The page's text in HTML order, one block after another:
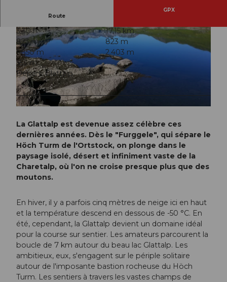
© Ali Cinek, Stoos-Muotatal Tourismus
Route
GPX
3:30 h
17,15 km
823 m
823 m
1.850 m
2.403 m
553 m
Départ: Glattalp
La Glattalp est devenue assez célèbre ces
dernières années. Dès le "Furggele", qui sépare le
Höch Turm de l'Ortstock, on plonge dans le
paysage isolé, désert et infiniment vaste de la
Charetalp, où l'on ne croise presque plus que des
moutons.
En hiver, il y a parfois cinq mètres de neige ici en haut
et la température descend en dessous de -50 °C. En
été, cependant, la Glattalp devient un domaine idéal
pour la course sur sentier. Les amateurs parcourent la
boucle de 7 km autour du beau lac Glattalp. Les
ambitieux, eux, s'engagent sur le périple solitaire
autour de l'imposante bastion rocheuse du Höch
Turm. Les sentiers à travers les vastes champs de